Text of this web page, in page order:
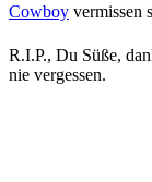
Cowboy
R.I.P., Du Süße,
nie vergessen.